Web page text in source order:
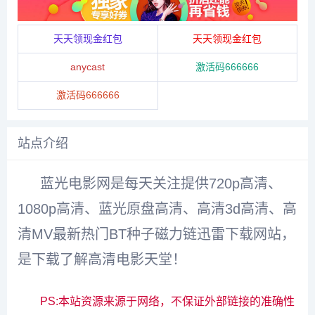
天天领现金红包 天天领现金红包
anycast 激活码666666
激活码666666
站点介绍
蓝光电影网 是每天关注提供720p高清、
1080p高清、蓝光原盘高清、高清3d高清、高
清MV最新热门 BT种子磁力链迅雷下载网站，
是下载了解高清电影天堂！
PS:本站资源来源于网络，不保证外部链接的准确性